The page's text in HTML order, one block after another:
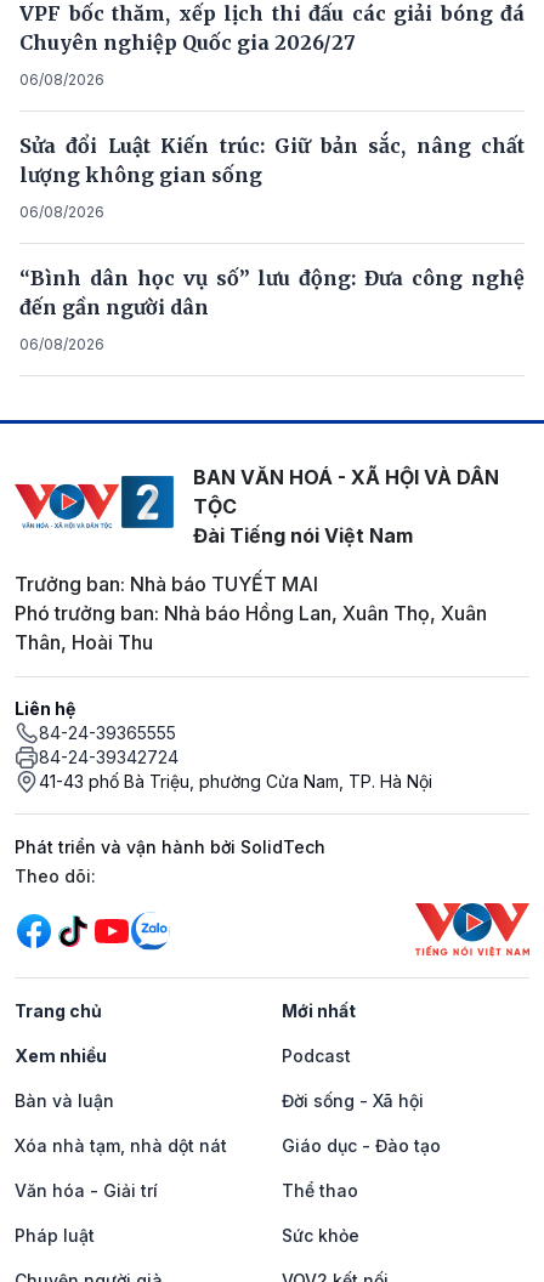
VPF bốc thăm, xếp lịch thi đấu các giải bóng đá
Chuyên nghiệp Quốc gia 2026/27
06/08/2026
Sửa đổi Luật Kiến trúc: Giữ bản sắc, nâng chất
lượng không gian sống
06/08/2026
“Bình dân học vụ số” lưu động: Đưa công nghệ
đến gần người dân
06/08/2026
BAN VĂN HOÁ - XÃ HỘI VÀ DÂN
TỘC
Đài Tiếng nói Việt Nam
Trưởng ban: Nhà báo TUYẾT MAI
Phó trưởng ban: Nhà báo Hồng Lan, Xuân Thọ, Xuân
Thân, Hoài Thu
Liên hệ
84-24-39365555
84-24-39342724
41-43 phố Bà Triệu, phường Cửa Nam, TP. Hà Nội
Phát triển và vận hành bởi SolidTech
Mạng xã hội
Theo dõi:
Trang chủ Mới nhất
Xem nhiều Podcast
Bàn và luận Đời sống - Xã hội
Xóa nhà tạm, nhà dột nát Giáo dục - Đào tạo
Văn hóa - Giải trí Thể thao
Pháp luật Sức khỏe